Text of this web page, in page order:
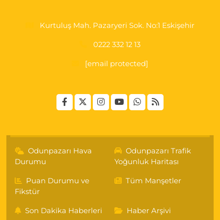
Kurtuluş Mah. Pazaryeri Sok. No:1 Eskişehir
0222 332 12 13
[email protected]
Odunpazarı Hava
Durumu
Odunpazarı Trafik
Yoğunluk Haritası
Puan Durumu ve
Fikstür
Tüm Manşetler
Son Dakika Haberleri Haber Arşivi